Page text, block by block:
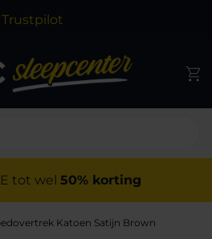
Trustpilot
tot wel 50% korting
Katoen Satijn Brown